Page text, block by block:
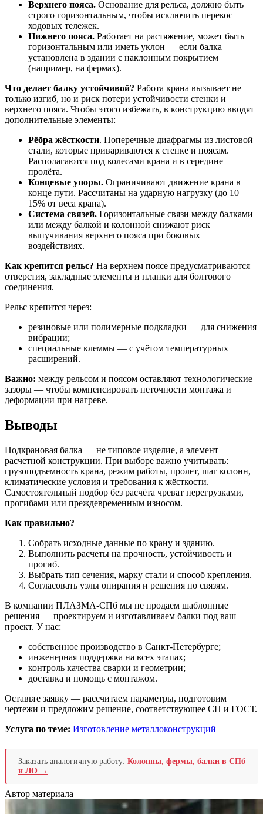
Верхнего пояса. Основание для рельса, должно быть
строго горизонтальным, чтобы исключить перекос
ходовых тележек.
Нижнего пояса. Работает на растяжение, может быть
горизонтальным или иметь уклон — если балка
установлена в здании с наклонным покрытием
(например, на фермах).
Что делает балку устойчивой? Работа крана вызывает не
только изгиб, но и риск потери устойчивости стенки и
верхнего пояса. Чтобы этого избежать, в конструкцию вводят
дополнительные элементы:
Рёбра жёсткости. Поперечные диафрагмы из листовой
стали, которые привариваются к стенке и поясам.
Располагаются под колесами крана и в середине
пролёта.
Концевые упоры. Ограничивают движение крана в
конце пути. Рассчитаны на ударную нагрузку (до 10–
15% от веса крана).
Система связей. Горизонтальные связи между балками
или между балкой и колонной снижают риск
выпучивания верхнего пояса при боковых
воздействиях.
Как крепится рельс? На верхнем поясе предусматриваются
отверстия, закладные элементы и планки для болтового
соединения.
Рельс крепится через:
резиновые или полимерные подкладки — для снижения
вибрации;
специальные клеммы — с учётом температурных
расширений.
Важно: между рельсом и поясом оставляют технологические
зазоры — чтобы компенсировать неточности монтажа и
деформации при нагреве.
Выводы
Подкрановая балка — не типовое изделие, а элемент
расчетной конструкции. При выборе важно учитывать:
грузоподъемность крана, режим работы, пролет, шаг колонн,
климатические условия и требования к жёсткости.
Самостоятельный подбор без расчёта чреват перегрузками,
прогибами или преждевременным износом.
Как правильно?
Собрать исходные данные по крану и зданию.
Выполнить расчеты на прочность, устойчивость и
прогиб.
Выбрать тип сечения, марку стали и способ крепления.
Согласовать узлы опирания и решения по связям.
В компании ПЛАЗМА-СПб мы не продаем шаблонные
решения — проектируем и изготавливаем балки под ваш
проект. У нас:
собственное производство в Санкт-Петербурге;
инженерная поддержка на всех этапах;
контроль качества сварки и геометрии;
доставка и помощь с монтажом.
Оставьте заявку — рассчитаем параметры, подготовим
чертежи и предложим решение, соответствующее СП и ГОСТ.
Услуга по теме: Изготовление металлоконструкций
Заказать аналогичную работу: Колонны, фермы, балки в СПб
и ЛО →
Автор материала